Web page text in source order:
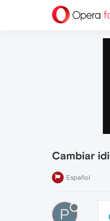
Cambiar
Español
P